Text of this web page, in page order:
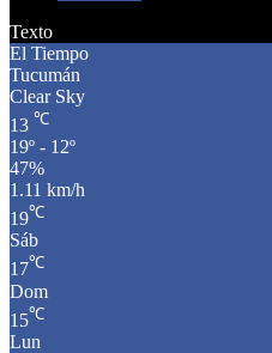
Texto
El Tiempo
Tucumán
Clear Sky
13 ℃
19º - 12º
47%
1.11 km/h
19℃
Sáb
17℃
Dom
15℃
Lun